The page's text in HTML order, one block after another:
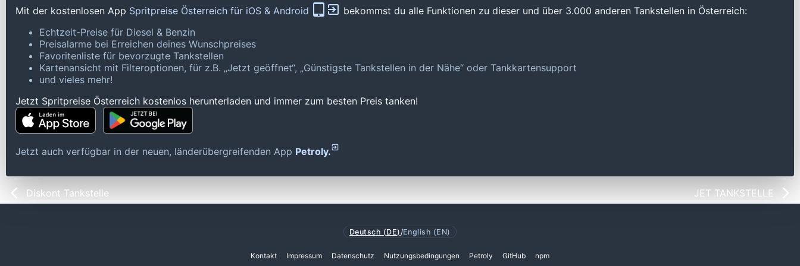
Mit der kostenlosen App Spritpreise Österreich für iOS & Android
bekommst du alle Funktionen zu dieser und über 3.000 anderen Tankstellen in Österreich:
Echtzeit-Preise für Diesel & Benzin
Preisalarme bei Erreichen deines Wunschpreises
Favoritenliste für bevorzugte Tankstellen
Kartenansicht mit Filteroptionen, für z.B. „Jetzt geöffnet“, „Günstigste Tankstellen in der Nähe“ oder Tankkartensupport
und vieles mehr!
Jetzt Spritpreise Österreich kostenlos herunterladen und immer zum besten Preis tanken!
Jetzt auch verfügbar in der neuen, länderübergreifenden App Petroly.
Diskont Tankstelle JET TANKSTELLE
Deutsch (DE) /English (EN)
Kontakt Impressum Datenschutz Nutzungsbedingungen Petroly GitHub npm